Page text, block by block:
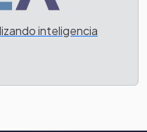
inteligencia